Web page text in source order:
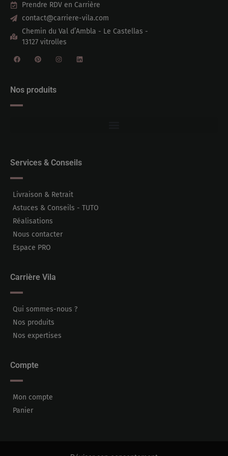
Prendre RDV en Carrière
contact@carriere-vila.com
Chemin du Val d’Ambla - Le Castellas -
13127 vitrolles
Nos produits
Services & Conseils
Livraison & Retrait
Astuces & Conseils - TUTO
Réalisations
Nous contacter
Espace PRO
Carrière Vila
Qui sommes-nous ?
Nos produits
Nos expertises
Compte
Mon compte
Panier